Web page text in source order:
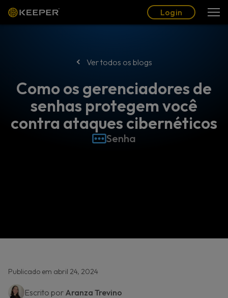
Login
Ver todos os blogs
Como os gerenciadores de
senhas protegem você
contra ataques cibernéticos
Senha
Publicado em abril 24, 2024
Escrito por Aranza Trevino